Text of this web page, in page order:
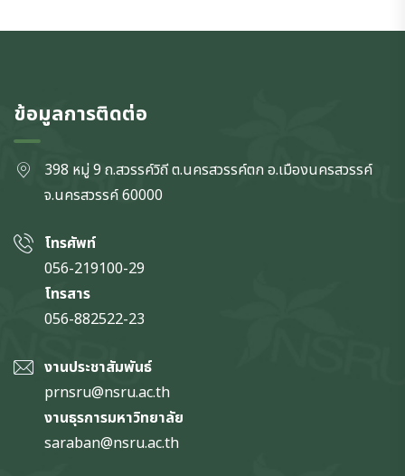
ข้อมูลการติดต่อ
398 หมู่ 9 ถ.สวรรค์วิถี ต.นครสวรรค์ตก อ.เมืองนครสวรรค์
จ.นครสวรรค์60000
โทรศัพท์
056-219100-29
โทรสาร
056-882522-23
งานประชาสัมพันธ์
prnsru@nsru.ac.th
งานธุรการมหาวิทยาลัย
saraban@nsru.ac.th